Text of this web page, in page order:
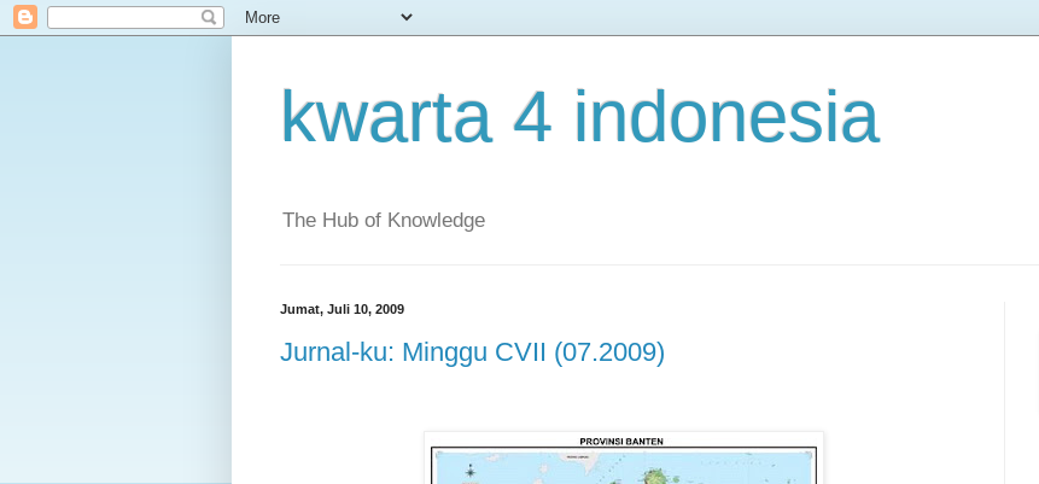
kwarta 4 indonesia
The Hub of Knowledge
Jumat, Juli 10, 2009
Jurnal-ku: Minggu CVII (07.2009)